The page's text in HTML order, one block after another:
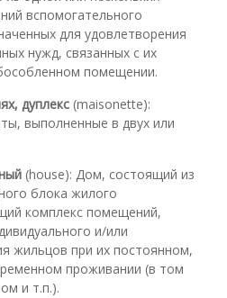
вспомогательного
для удовлетворения
нужд, связанных с их
помещении.
дуплекс (maisonette):
выполненные в двух или
(house): Дом, состоящий из
блока жилого
комплекс помещений,
и/или
жильцов при их постоянном,
проживании (в том
и т.п.).